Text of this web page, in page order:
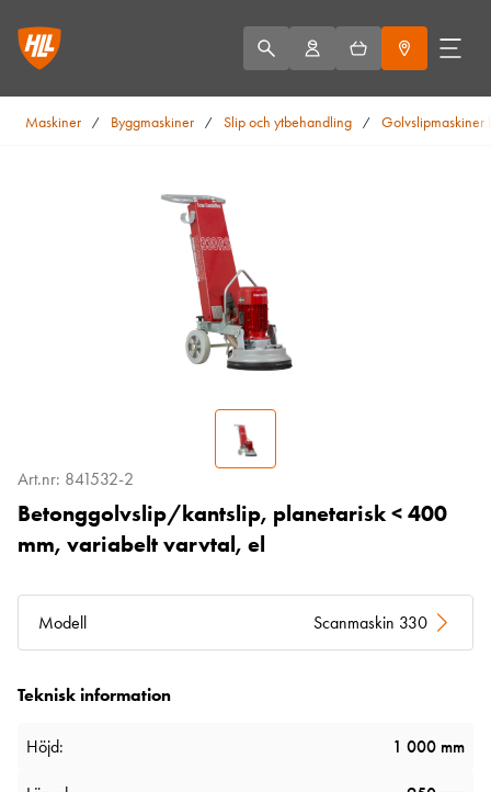
Maskiner / Byggmaskiner / Slip och ytbehandling / Golvslipmaskiner
Art.nr: 841532-2
Betonggolvslip/kantslip, planetarisk < 400
mm, variabelt varvtal, el
Modell Scanmaskin 330
Teknisk information
Höjd: 1 000 mm